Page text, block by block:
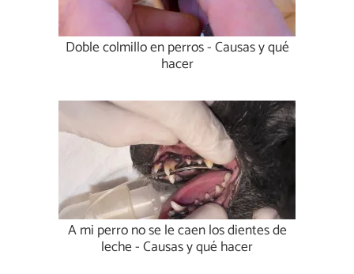
Doble colmillo en perros - Causas y qué
hacer
A mi perro no se le caen los dientes de
leche - Causas y qué hacer